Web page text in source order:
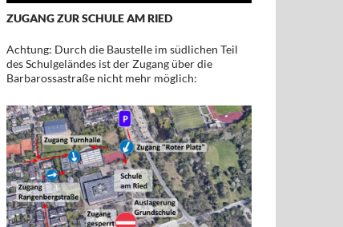
ZUGANG ZUR SCHULE AM RIED
Achtung: Durch die Baustelle im südlichen Teil
des Schulgeländes ist der Zugang über die
Barbarossastraße nicht mehr möglich: